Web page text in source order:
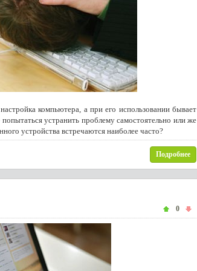
компьютера, а при его использовании бывает
устранить проблему самостоятельно или же
устройства встречаются наиболее часто?
Подробнее
0